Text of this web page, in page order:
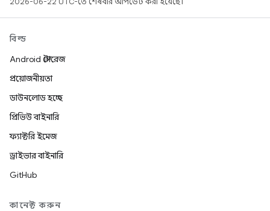
বিল্ড
Android স্টোরেজ
প্রয়োজনীয়তা
ডাউনলোড হচ্ছে
প্রিভিউ বাইনারি
ফ্যাক্টরি ইমেজ
ড্রাইভার বাইনারি
GitHub
কানেক্ট করুন